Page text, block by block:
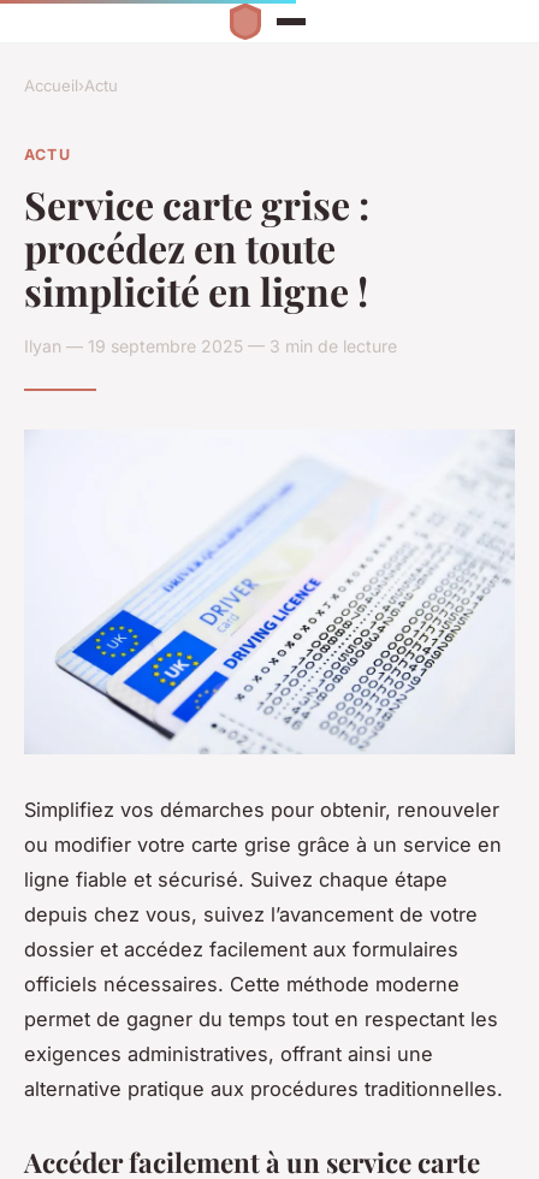
Accueil›Actu
ACTU
Service carte grise :
procédez en toute
simplicité en ligne !
Ilyan — 19 septembre 2025 — 3 min de lecture
Simplifiez vos démarches pour obtenir, renouveler
ou modifier votre carte grise grâce à un service en
ligne fiable et sécurisé. Suivez chaque étape
depuis chez vous, suivez l’avancement de votre
dossier et accédez facilement aux formulaires
officiels nécessaires. Cette méthode moderne
permet de gagner du temps tout en respectant les
exigences administratives, offrant ainsi une
alternative pratique aux procédures traditionnelles.
Accéder facilement à un service carte